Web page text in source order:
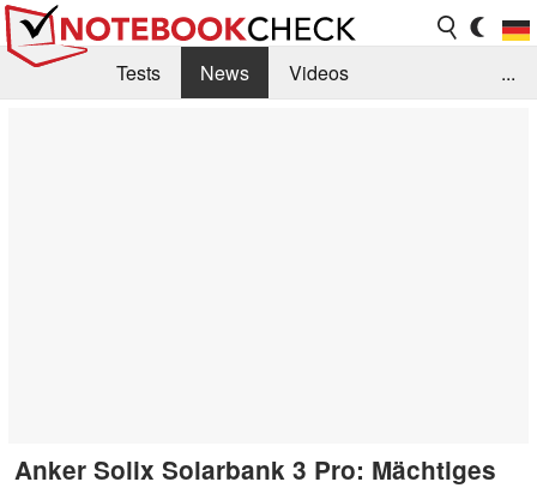
Tests News
Videos
...
Anker Solix Solarbank 3 Pro: Mächtiges